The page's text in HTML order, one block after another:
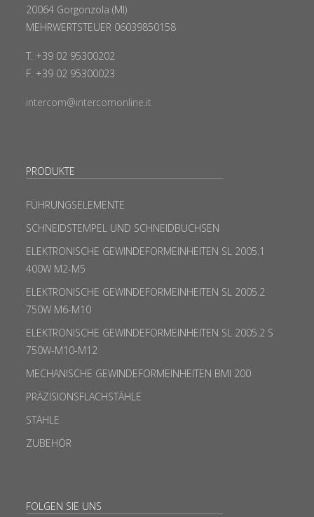
20064 Gorgonzola (MI)
MEHRWERTSTEUER 06039850158
T. +39 02 95300202
F. +39 02 95300023
intercom@intercomonline.it
PRODUKTE
FÜHRUNGSELEMENTE
SCHNEIDSTEMPEL UND SCHNEIDBUCHSEN
ELEKTRONISCHE GEWINDEFORMEINHEITEN SL 2005.1
400W M2-M5
ELEKTRONISCHE GEWINDEFORMEINHEITEN SL 2005.2
750W M6-M10
ELEKTRONISCHE GEWINDEFORMEINHEITEN SL 2005.2 S
750W-M10-M12
MECHANISCHE GEWINDEFORMEINHEITEN BMI 200
PRÄZISIONSFLACHSTÄHLE
STÄHLE
ZUBEHÖR
FOLGEN SIE UNS